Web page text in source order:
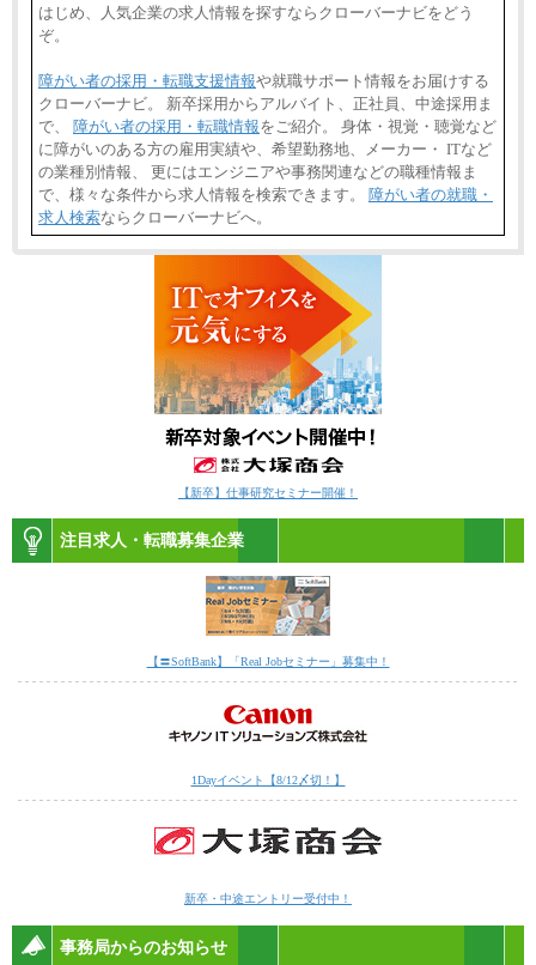
はじめ、人気企業の求人情報を探すならクローバーナビをどう
ぞ。
障がい者の採用・転職支援情報や就職サポート情報をお届けする
クローバーナビ。 新卒採用からアルバイト、正社員、中途採用ま
で、 障がい者の採用・転職情報をご紹介。 身体・視覚・聴覚など
に障がいのある方の雇用実績や、希望勤務地、メーカー・ ITなど
の業種別情報、 更にはエンジニアや事務関連などの職種情報ま
で、様々な条件から求人情報を検索できます。 障がい者の就職・
求人検索ならクローバーナビへ。
【新卒】仕事研究セミナー開催！
注目求人・転職募集企業
【〓SoftBank】「Real Jobセミナー」募集中！
1Dayイベント【8/12〆切！】
新卒・中途エントリー受付中！
事務局からのお知らせ